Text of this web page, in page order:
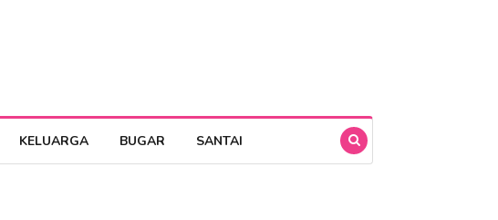
KELUARGA BUGAR SANTAI